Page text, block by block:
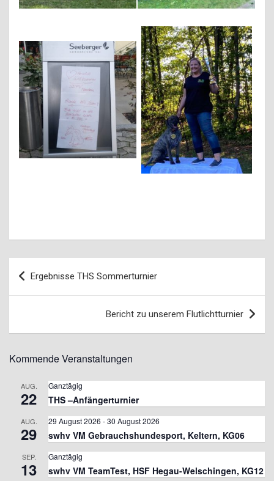
Beitragsnavigation
Ergebnisse THS Sommerturnier
Bericht zu unserem Flutlichtturnier
Kommende Veranstaltungen
AUG.
22
Ganztägig
THS –Anfängerturnier
AUG.
29
29 August 2026 -30 August 2026
swhv VM Gebrauchshundesport, Keltern, KG06
SEP.
13
Ganztägig
swhv VM TeamTest, HSF Hegau-Welschingen, KG12